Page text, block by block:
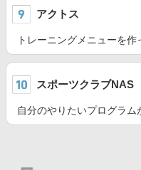
アクトス
トレーニングメニューを作
スポーツクラブNAS
自分のやりたいプログラム